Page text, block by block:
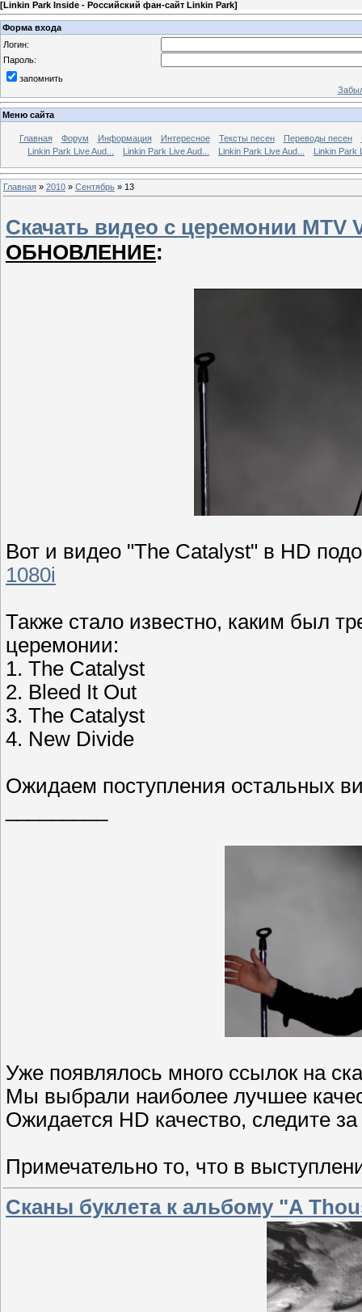
[Linkin Park Inside - Российский фан-сайт Linkin Park]
Форма входа
Логин:
Пароль:
запомнить
Меню сайта
Главная Форум Информация Интересное Тексты песен Переводы песен
Linkin Park Live Aud...
Linkin Park Live Aud... Linkin Park Live Aud... Linkin Park
Главная » 2010 » Сентябрь » 13
Скачать видео с церемонии MTV
ОБНОВЛЕНИЕ:
Вот и видео "The Catalyst" в HD
1080i
Также стало известно, каким был
церемонии:
1. The Catalyst
2. Bleed It Out
3. The Catalyst
4. New Divide
Ожидаем поступления остальных
Уже появлялось много ссылок на
Мы выбрали наиболее лучшее
Ожидается HD качество, следите
Примечательно то, что в
Сканы буклета к альбому "A